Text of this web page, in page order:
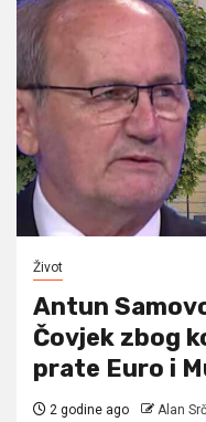
Život
Antun
Čovjek zbog
prate Euro i
2 godine ago Alan